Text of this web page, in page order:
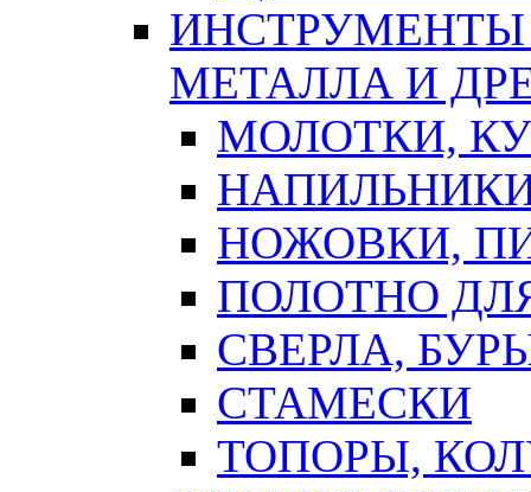
ИНСТРУМЕНТЫ
МЕТАЛЛА И
МОЛОТКИ,
НОЖОВКИ,
ПОЛОТНО
СВЕРЛА,
СТАМЕСКИ
ТОПОРЫ,